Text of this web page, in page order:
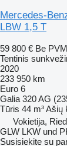
Mercedes-
LBW 1,5 T
59 800 € Be PVM
Tentinis
2020
233 950 km
Euro 6
Galia 320 AG
Tūris 44 m³Ašių
Vokietija,
GLW LKW und
Susisiekite su